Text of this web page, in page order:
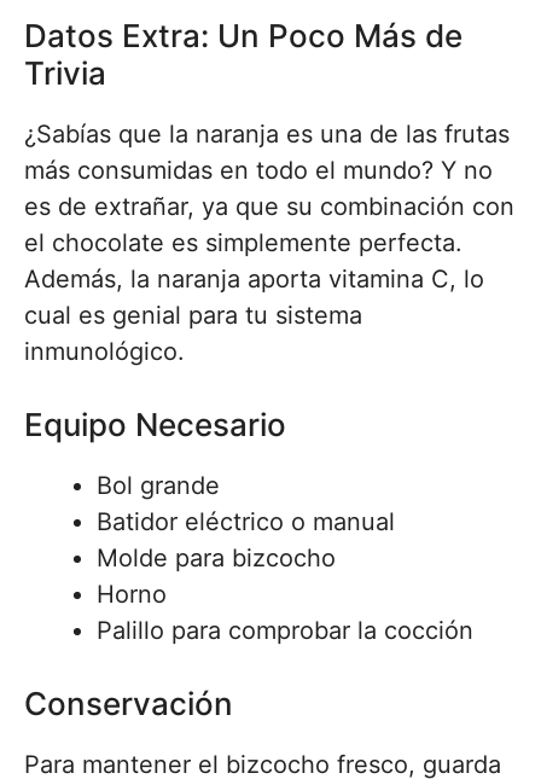
Datos Extra: Un Poco Más de
Trivia
¿Sabías que la naranja es una de las frutas
más consumidas en todo el mundo? Y no
es de extrañar, ya que su combinación con
el chocolate es simplemente perfecta.
Además, la naranja aporta vitamina C, lo
cual es genial para tu sistema
inmunológico.
Equipo Necesario
Bol grande
Batidor eléctrico o manual
Molde para bizcocho
Horno
Palillo para comprobar la cocción
Conservación
Para mantener el bizcocho fresco, guarda